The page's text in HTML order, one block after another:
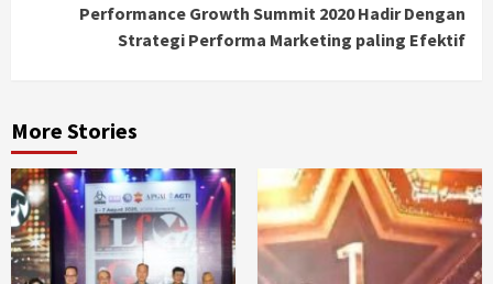
Performance Growth Summit 2020 Hadir Dengan
Strategi Performa Marketing paling Efektif
More Stories